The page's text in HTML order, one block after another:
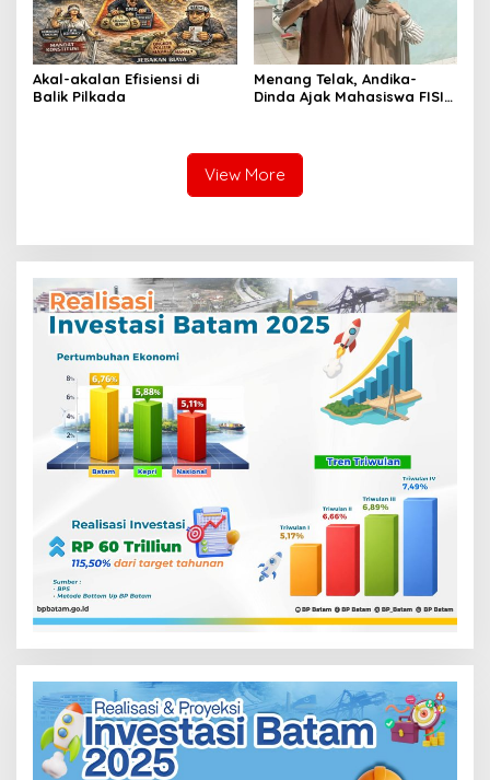
Akal-akalan Efisiensi di
Balik Pilkada
Menang Telak, Andika-
Dinda Ajak Mahasiswa FISIP
View More